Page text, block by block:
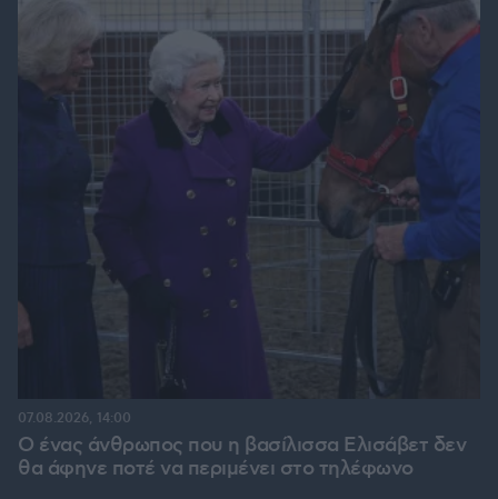
Ο ένας άνθρωπος που η βασίλισσα Ελισάβετ δεν
θα άφηνε ποτέ να περιμένει στο τηλέφωνο
07.08.2026, 14:00